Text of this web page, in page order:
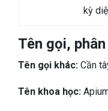
kỳ
Tên gọi,
Tên gọi khác: Cần
Tên khoa học: